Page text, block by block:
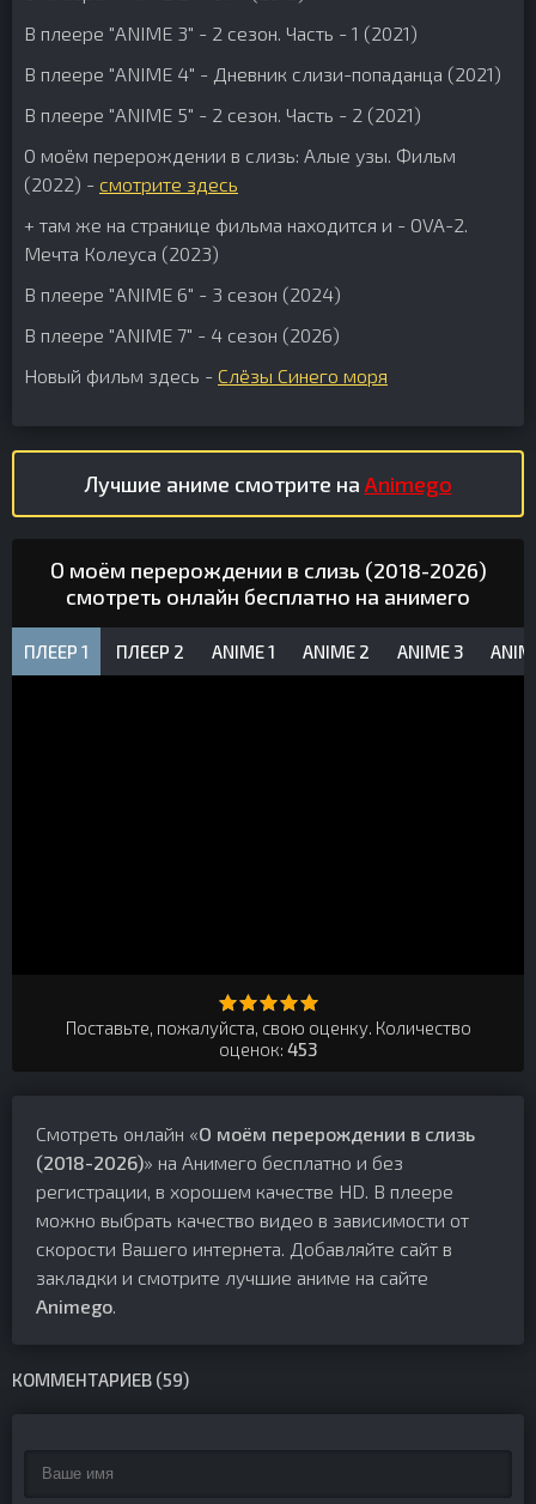
В плеере "ANIME 3" - 2 сезон. Часть - 1 (2021)
В плеере "ANIME 4" - Дневник слизи-попаданца (2021)
В плеере "ANIME 5" - 2 сезон. Часть - 2 (2021)
О моём перерождении в слизь: Алые узы. Фильм
(2022) - смотрите здесь
+ там же на странице фильма находится и - OVA-2.
Мечта Колеуса (2023)
В плеере "ANIME 6" - 3 сезон (2024)
В плеере "ANIME 7" - 4 сезон (2026)
Новый фильм здесь - Слёзы Синего моря
Лучшие аниме смотрите на Animego
О моём перерождении в слизь (2018-2026)
смотреть онлайн бесплатно на анимего
ПЛЕЕР 1 ПЛЕЕР 2 ANIME 1 ANIME 2 ANIME 3
Поставьте, пожалуйста, свою оценку. Количество
оценок: 453
Смотреть онлайн «О моём перерождении в слизь
(2018-2026)» на Анимего бесплатно и без
регистрации, в хорошем качестве HD. В плеере
можно выбрать качество видео в зависимости от
скорости Вашего интернета. Добавляйте сайт в
закладки и смотрите лучшие аниме на сайте
Animego.
КОММЕНТАРИЕВ (59)